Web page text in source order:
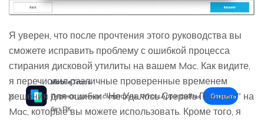
Я уверен, что после прочтения этого руководства вы
сможете исправить проблему с ошибкой процесса
стирания дисковой утилиты на вашем Mac. Как видите,
я перечислил различные проверенные временем
решения для ошибки "Не Удалось Стереть Процесс" на
Mac, которые вы можете использовать. Кроме того, я
MobileTrans
Перенос данных смартфона, WhatsApp и файлы
без ПК
Открыть